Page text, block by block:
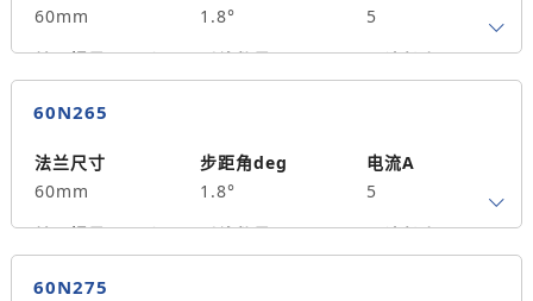
60mm
1.8°
5
转子惯量g.cm²
4
引线数量
55
马达长度mm
1.5
490
60N265
法兰尺寸
60mm
步距角deg
1.8°
电流A
5
转子惯量g.cm²
4
引线数量
65
马达长度mm
2
60N275